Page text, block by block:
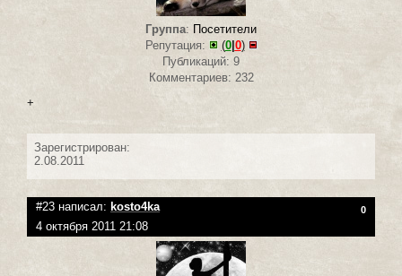
Группа: Посетители
Репутация:
(0|0)
Публикаций: 9
Комментариев: 232
+
Зарегистрирован:
2.08.2011
#23 написал: kosto4ka 0
4 октября 2011 21:08